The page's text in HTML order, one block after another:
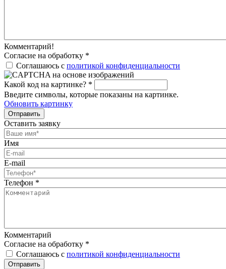
Комментарий!
Согласие на обработку *
Соглашаюсь с политикой конфиденциальности
Какой код на картинке? *
Введите символы, которые показаны на картинке.
Обновить картинку
Отправить
Оставить заявку
Имя
E-mail
Телефон *
Комментарий
Согласие на обработку *
Соглашаюсь с политикой конфиденциальности
Отправить